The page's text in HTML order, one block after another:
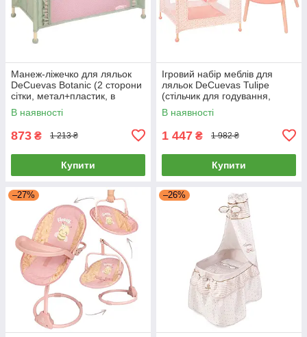
Манеж-ліжечко для ляльок
DeCuevas Botanic (2 сторони
сітки, метал+пластик, в
коробці) 50068
В наявності
873 ₴ 1 213 ₴
Купити
Ігровий набір меблів для
ляльок DeCuevas Tulipe
(стільчик для годування,
манеж) 40074
В наявності
1 447 ₴ 1 982 ₴
Купити
–27% –26%